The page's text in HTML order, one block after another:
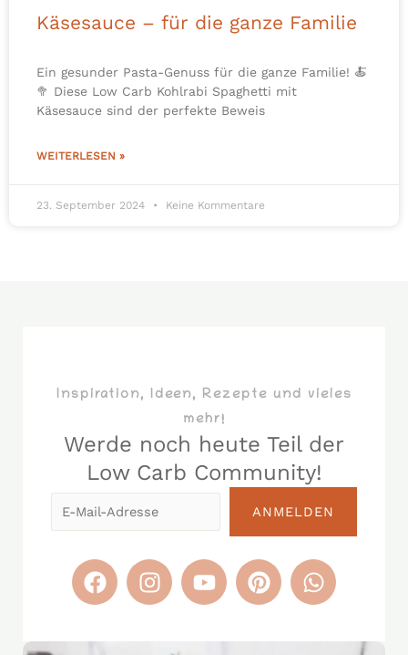
Käsesauce – für die ganze Familie
Ein gesunder Pasta-Genuss für die ganze Familie! 🍝
🥦 Diese Low Carb Kohlrabi Spaghetti mit
Käsesauce sind der perfekte Beweis
WEITERLESEN »
23. September 2024 Keine Kommentare
Inspiration, Ideen, Rezepte und vieles
mehr!
Werde noch heute Teil der
Low Carb Community!​
E-
ANMELDEN
F
a
e
I
n
Y
o
P
i
W
h
t